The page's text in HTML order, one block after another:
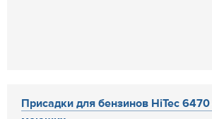
Присадки для бензинов HiTec 6470